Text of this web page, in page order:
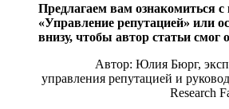
Предлагаем вам ознакомиться с
«Управление репутацией» или
внизу, чтобы автор статьи смог
Автор: Юлия Бюрг,
управления репутацией и
Research